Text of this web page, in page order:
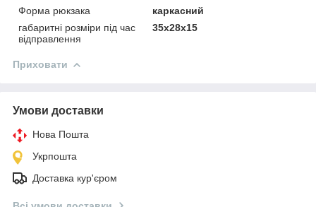
Форма рюкзака
каркасний
габаритні розміри під час
відправлення
35х28х15
Приховати
Умови доставки
Нова Пошта
Укрпошта
Доставка кур'єром